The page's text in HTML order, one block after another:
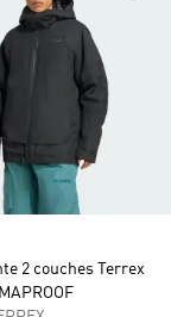
2 couches Terrex